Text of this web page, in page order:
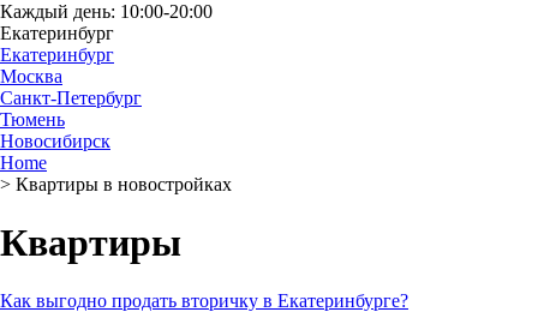
Каждый день: 10:00-20:00
Екатеринбург
Екатеринбург
Москва
Санкт-Петербург
Тюмень
Новосибирск
Home
> Квартиры в новостройках
Квартиры
Как выгодно продать вторичку в Екатеринбурге?